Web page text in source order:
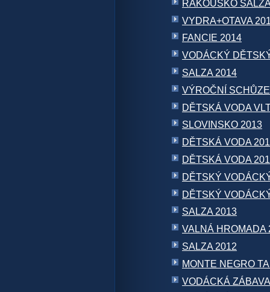
RAKOUSKO
VYDRA+OTAVA
FANCIE 2014
VODÁCKÝ
SALZA 2014
VÝROČNÍ
DĚTSKÁ VODA
SLOVINSKO 2013
DĚTSKÁ VODA
DĚTSKÁ VODA
DĚTSKÝ
DĚTSKÝ
SALZA 2013
VALNÁ HROMADA
SALZA 2012
MONTE NEGRO
VODÁCKÁ